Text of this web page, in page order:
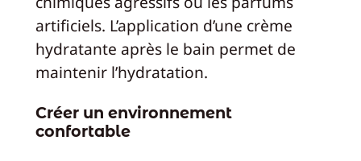
artificiels. L’application d’une crème
hydratante après le bain permet de
maintenir l’hydratation.
Créer un environnement
confortable